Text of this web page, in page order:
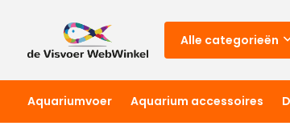
Alle categorieën
Aquariumvoer Aquarium accessoires